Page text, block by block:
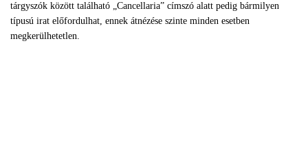
tárgyszók között található „Cancellaria” címszó alatt pedig bármilyen
típusú irat előfordulhat, ennek átnézése szinte minden esetben
megkerülhetetlen.